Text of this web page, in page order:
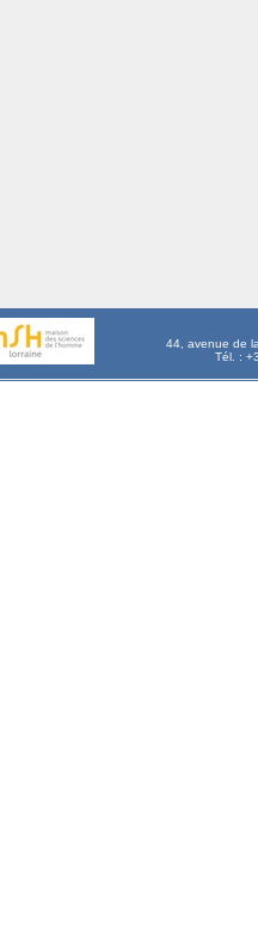
44, avenue de
Tél. :